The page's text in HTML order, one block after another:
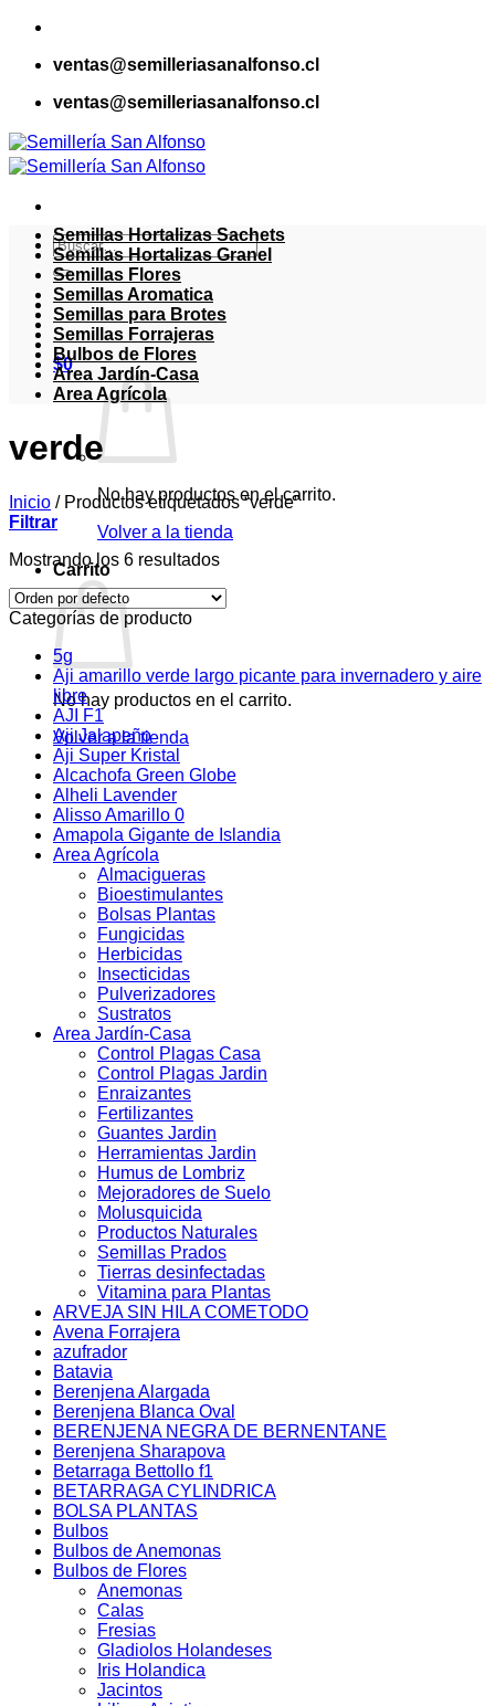
Saltar
contenidoventas@semilleriasanalfonso.cl
ventas@semilleriasanalfonso.cl
Buscar
por:
$0
No hay productos en el carrito.
Volver a la tienda
Carrito
No hay productos en el carrito.
Volver a la tienda
Semillas Hortalizas Sachets
Semillas Hortalizas Granel
Semillas Flores
Semillas Aromatica
Semillas para Brotes
Semillas Forrajeras
Bulbos de Flores
Area Jardín-Casa
Area Agrícola
verde
Inicio /Productos etiquetados “verde”
Filtrar
Mostrando los 6 resultados
Categorías de producto
5g
Aji amarillo verde largo picante para invernadero y aire
libre
AJI F1
Aji Jalapeño
Aji Super Kristal
Alcachofa Green Globe
Alheli Lavender
Alisso Amarillo 0
Amapola Gigante de Islandia
Area Agrícola
Almacigueras
Bioestimulantes
Bolsas Plantas
Fungicidas
Herbicidas
Insecticidas
Pulverizadores
Sustratos
Area Jardín-Casa
Control Plagas Casa
Control Plagas Jardin
Enraizantes
Fertilizantes
Guantes Jardin
Herramientas Jardin
Humus de Lombriz
Mejoradores de Suelo
Molusquicida
Productos Naturales
Semillas Prados
Tierras desinfectadas
Vitamina para Plantas
ARVEJA SIN HILA COMETODO
Avena Forrajera
azufrador
Batavia
Berenjena Alargada
Berenjena Blanca Oval
BERENJENA NEGRA DE BERNENTANE
Berenjena Sharapova
Betarraga Bettollo f1
BETARRAGA CYLINDRICA
BOLSA PLANTAS
Bulbos
Bulbos de Anemonas
Bulbos de Flores
Anemonas
Calas
Fresias
Gladiolos Holandeses
Iris Holandica
Jacintos